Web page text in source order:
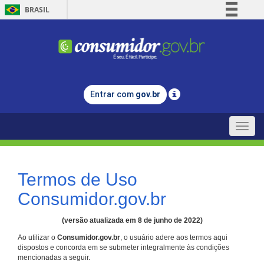
BRASIL
Comunica BR
Legislação
Entrar com gov.br
Toggle
Termos de Uso
Consumidor.gov.br
(versão atualizada em 8 de junho de 2022)
Ao utilizar o Consumidor.gov.br, o usuário adere aos termos aqui
dispostos e concorda em se submeter integralmente às condições
mencionadas a seguir.